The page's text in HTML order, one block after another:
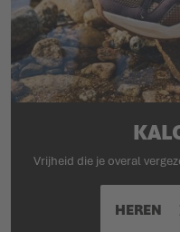
Vrijheid die je overal
HEREN